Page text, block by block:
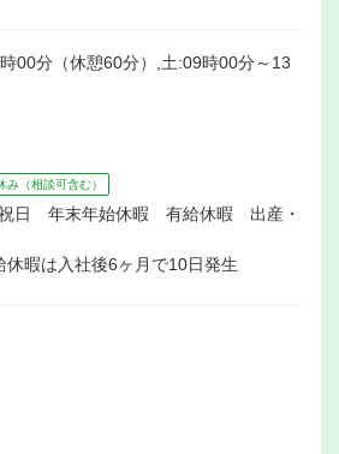
00分（休憩60分）,土:09時00分～13
み（相談可含む）
日 年末年始休暇 有給休暇 出産・
暇は入社後6ヶ月で10日発生